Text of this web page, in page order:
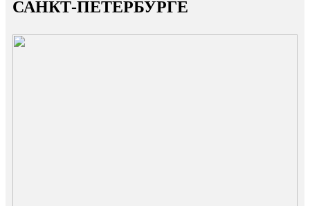
САНКТ-ПЕТЕРБУРГЕ